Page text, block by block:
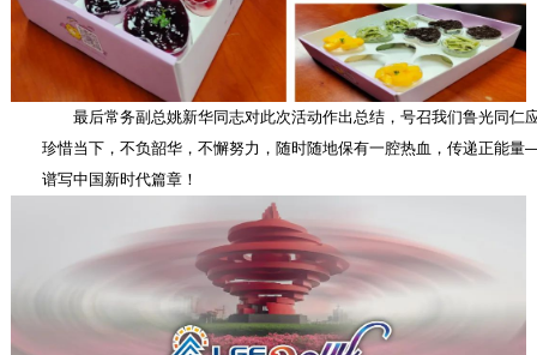
最后常务副总姚新华同志对此次活动作出总结，号召我们鲁光同仁
珍惜当下，不负韶华，不懈努力，随时随地保有一腔热血，传递正能
谱写中国新时代篇章！